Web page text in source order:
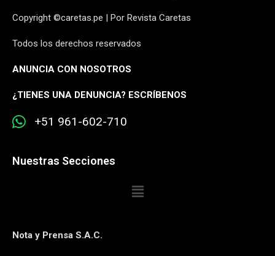
Copyright ©caretas.pe | Por Revista Caretas
Todos los derechos reservados
ANUNCIA CON NOSOTROS
¿TIENES UNA DENUNCIA? ESCRÍBENOS
+51 961-602-710
Nuestras Secciones
Nota y Prensa S.A.C.